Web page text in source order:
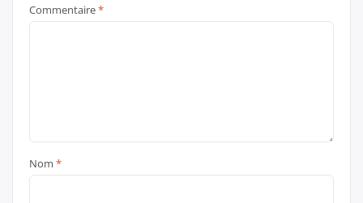
Commentaire*
Nom *